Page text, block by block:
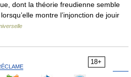
dont la théorie freudienne semble
montre l’injonction de jouir
18+